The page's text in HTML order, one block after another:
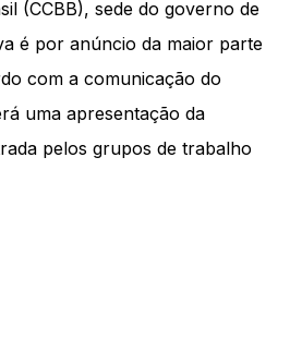
(CCBB), sede do governo de
é por anúncio da maior parte
com a comunicação do
uma apresentação da
pelos grupos de trabalho